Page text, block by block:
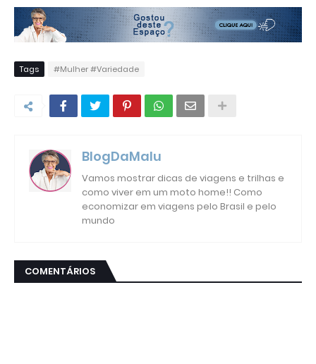
Tags #Mulher #Variedade
BlogDaMalu
Vamos mostrar dicas de viagens e trilhas e
como viver em um moto home!! Como
economizar em viagens pelo Brasil e pelo
mundo
COMENTÁRIOS